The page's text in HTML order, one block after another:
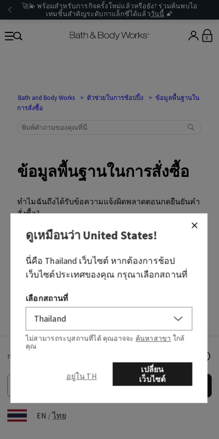
🚀💫 พร้อมสำหรับภารกิจครั้งใหม่แล้วหรือยัง? ร่วมค้นพบไอ
เทมชิ้นสำคัญระดับกาแล็กซีได้แล้ววันนี้ 🌠
0
Bath and Body Works ตัวช่วยในการช้อปปิ้ง
ข้อมูลพื้นฐานใน
การสั่งซื้อ
ข้อมูลพื้นฐานในการสั่งซื้อ
ทำไมฉันถึงได้รับข้อความแจ้งผิดพลาดตอนกดยืนยันคำ
สั่งซื้อ?
วิธีการรับชำระเงินค่าสินค้ามีอะไรบ้าง?
พบปัญหาขณะทำรายการสั่งซื้อใช่ไหม?
ทำไมข้อมูลบัตรเครดิตของฉันจึงไม่ได้รับการยอมรับ?
กรอกอีเมลเพื่อรับข่าวสารล่าสุดจาก Bath & Body Works!
ตกลง
EN /ไทย
ดูเหมือนว่าUnited States!
นี่คือ Thailand เว็บไซต์ หากต้องการช้อป
เว็บไซต์ประเทศของคุณ กรุณาเลือกสถานที่
เลือกสถานที่
ไม่สามารถระบุสถานที่ได้ คุณอาจจะ ค้นหาสาขา ใกล้
คุณ
อยู่ใน TH
เปลี่ยน
เว็บไซต์